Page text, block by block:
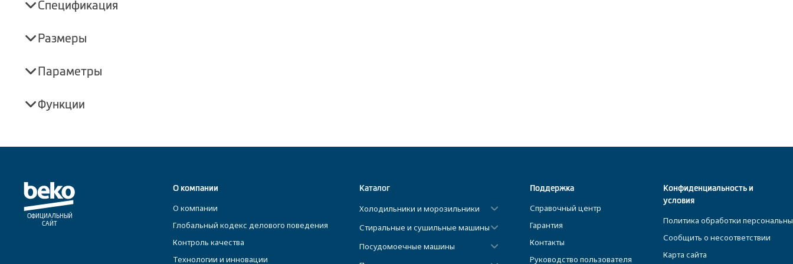
Спецификация
Размеры
Параметры
Функции
ОФИЦИАЛЬНЫЙ
САЙТ
О компании
О компании
Глобальный кодекс делового поведения
Контроль качества
Технологии и инновации
Каталог
Холодильники и морозильники
Стиральные и сушильные машины
Посудомоечные машины
Поддержка
Справочный центр
Гарантия
Контакты
Руководство пользователя
Конфиденциальность и
условия
Политика обработки
Сообщить о несоответствии
Карта сайта